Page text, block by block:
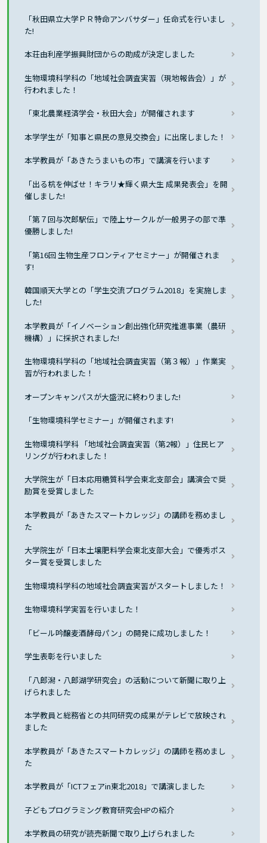
「秋田県立大学ＰＲ特命アンバサダー」任命式を行いまし
た!
本荘由利産学振興財団からの助成が決定しました
生物環境科学科の「地域社会調査実習（現地報告会）」が
行われました！
「東北農業経済学会・秋田大会」が開催されます
本学学生が「知事と県民の意見交換会」に出席しました！
本学教員が「あきたうまいもの市」で講演を行います
「出る杭を伸ばせ！キラリ★輝く県大生 成果発表会」を開
催しました!
「第７回与次郎駅伝」で陸上サークルが一般男子の部で準
優勝しました!
「第16回 生物生産フロンティアセミナー」が開催されま
す!
韓国順天大学との「学生交流プログラム2018」を実施しま
した!
本学教員が「イノベーション創出強化研究推進事業（農研
機構）」に採択されました!
生物環境科学科の「地域社会調査実習（第３報）」作業実
習が行われました！
オープンキャンパスが大盛況に終わりました!
「生物環境科学セミナー」が開催されます!
生物環境科学科 「地域社会調査実習（第2報）」住民ヒア
リングが行われました！
大学院生が「日本応用糖質科学会東北支部会」講演会で奨
励賞を受賞しました
本学教員が「あきたスマートカレッジ」の講師を務めまし
た
大学院生が「日本土壌肥料学会東北支部大会」で優秀ポス
ター賞を受賞しました
生物環境科学科の地域社会調査実習がスタートしました！
生物環境科学実習を行いました！
「ビール吟醸麦酒酵母パン」の開発に成功しました！
学生表彰を行いました
「八郎潟・八郎湖学研究会」の活動について新聞に取り上
げられました
本学教員と総務省との共同研究の成果がテレビで放映され
ました
本学教員が「あきたスマートカレッジ」の講師を務めまし
た
本学教員が「ICTフェアin東北2018」で講演しました
子どもプログラミング教育研究会HPの紹介
本学教員の研究が読売新聞で取り上げられました